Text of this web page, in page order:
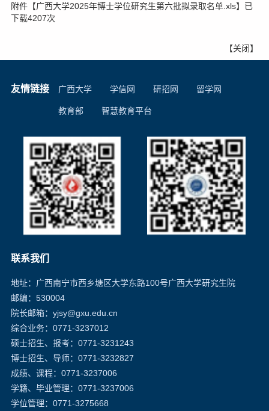
附件【广西大学2025年博士学位研究生第六批拟录取名单.xls】已
下载4207次
【关闭】
友情链接 广西大学 学信网 研招网 留学网
教育部 智慧教育平台
联系我们
地址：广西南宁市西乡塘区大学东路100号广西大学研究生院
邮编：530004
院长邮箱：yjsy@gxu.edu.cn
综合业务：0771-3237012
硕士招生、报考：0771-3231243
博士招生、导师：0771-3232827
成绩、课程：0771-3237006
学籍、毕业管理：0771-3237006
学位管理：0771-3275668